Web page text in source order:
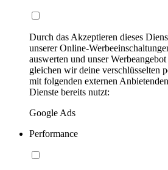
Durch das Akzeptieren dieses
unserer Online-
auswerten und unser
gleichen wir deine verschlüsselten
mit folgenden externen
Dienste bereits nutzt:
Google Ads
Performance